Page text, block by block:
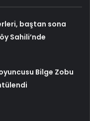
baştan sona
Sahili’nde
Bilge Zobu